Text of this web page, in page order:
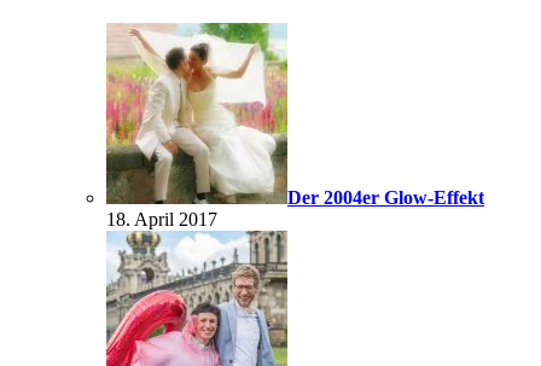
Der 2004er Glow-Effekt
18. April 2017